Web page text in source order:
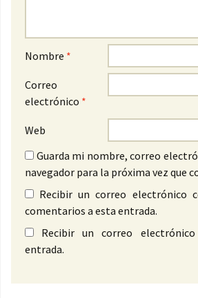
Nombre *
Correo
electrónico *
Web
Guarda mi nombre, correo
navegador para la próxima vez que
Recibir un correo electrónico
comentarios a esta entrada.
Recibir un correo
entrada.